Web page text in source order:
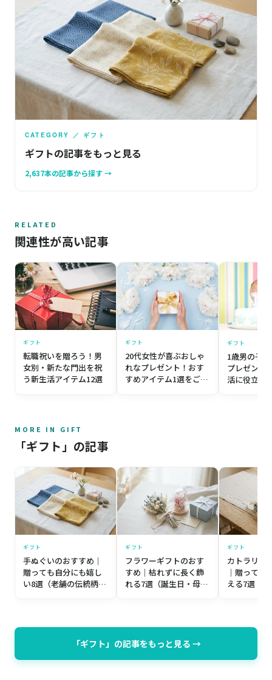
CATEGORY ／ ギフト
ギフトの記事をもっと見る
2,637本の記事から探す →
RELATED
関連性が高い記事
ギフト
転職祝いを贈ろう！男
女別・新たな門出を祝
う新生活アイテム12選
ギフト
20代女性が喜ぶおしゃ
れなプレゼント！おす
すめアイテム1選をご紹
ギフト
1歳男の子
プレゼント
活に役立つ
MORE IN GIFT
「ギフト」の記事
ギフト
手ぬぐいのおすすめ｜
贈っても自分にも嬉し
い8選（老舗の伝統柄か
ギフト
フラワーギフトのおす
すめ｜枯れずに長く飾
れる7選（誕生日・母の
ギフト
カトラリー
｜贈っても
える7選（
「ギフト」の記事をもっと見る →